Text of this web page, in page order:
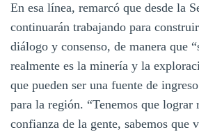
En esa línea, remarcó que desde la
continuarán trabajando para
diálogo y consenso, de manera que
realmente es la minería y la
que pueden ser una fuente de
para la región. “Tenemos que lograr
confianza de la gente, sabemos que